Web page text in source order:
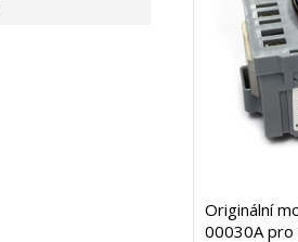
Originální
00030A pro